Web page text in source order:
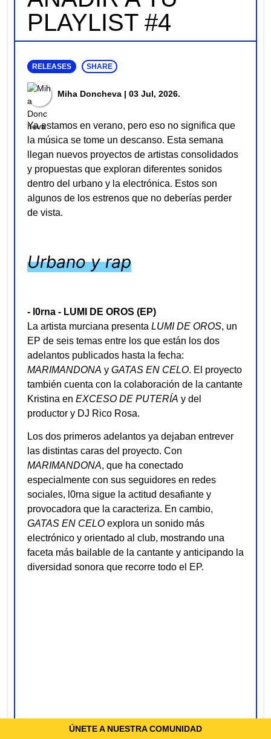
ÚNETE A NUESTRA COMUNIDAD
PLAYLIST #4
RELEASES SHARE
Miha Doncheva | 03 Jul, 2026.
Ya estamos en verano, pero eso no significa que
la música se tome un descanso. Esta semana
llegan nuevos proyectos de artistas consolidados
y propuestas que exploran diferentes sonidos
dentro del urbano y la electrónica. Estos son
algunos de los estrenos que no deberías perder
de vista.
Urbano y rap
- l0rna - LUMI DE OROS (EP)
La artista murciana presenta LUMI DE OROS, un
EP de seis temas entre los que están los dos
adelantos publicados hasta la fecha:
MARIMANDONA y GATAS EN CELO. El proyecto
también cuenta con la colaboración de la cantante
Kristina en EXCESO DE PUTERÍA y del
productor y DJ Rico Rosa.
Los dos primeros adelantos ya dejaban entrever
las distintas caras del proyecto. Con
MARIMANDONA, que ha conectado
especialmente con sus seguidores en redes
sociales, l0rna sigue la actitud desafiante y
provocadora que la caracteriza. En cambio,
GATAS EN CELO explora un sonido más
electrónico y orientado al club, mostrando una
faceta más bailable de la cantante y anticipando la
diversidad sonora que recorre todo el EP.